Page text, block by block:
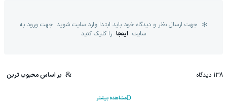
جهت ارسال نظر و دیدگاه خود باید ابتدا وارد سایت شوید. جهت ورود به
سایت اینجا را کلیک کنید
138 دیدگاه بر اساس محبوب ترین
مشاهده بیشتر